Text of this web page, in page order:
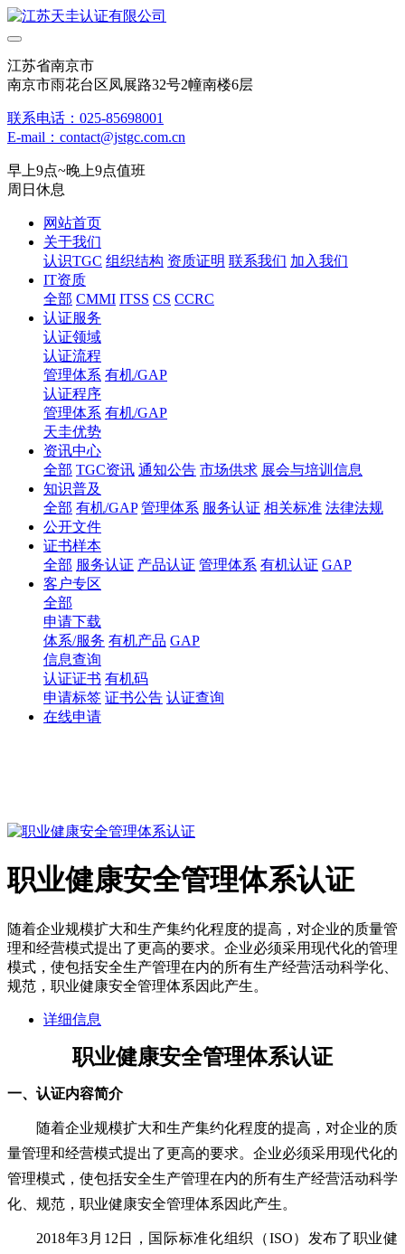
江苏省南京市
南京市雨花台区凤展路32号2幢南楼6层
联系电话：025-85698001
E-mail：contact@jstgc.com.cn
早上9点~晚上9点值班
周日休息
网站首页
关于我们
认识TGC 组织结构 资质证明 联系我们 加入我们
IT资质
全部 CMMI ITSS CS CCRC
认证服务
认证领域
认证流程
管理体系 有机/GAP
认证程序
管理体系 有机/GAP
天圭优势
资讯中心
全部 TGC资讯 通知公告 市场供求 展会与培训信息
知识普及
全部 有机/GAP 管理体系 服务认证 相关标准 法律法规
公开文件
证书样本
全部 服务认证 产品认证 管理体系 有机认证 GAP
客户专区
全部
申请下载
体系/服务 有机产品 GAP
信息查询
认证证书 有机码
申请标签 证书公告 认证查询
在线申请
职业健康安全管理体系认证
随着企业规模扩大和生产集约化程度的提高，对企业的质量管
理和经营模式提出了更高的要求。企业必须采用现代化的管理
模式，使包括安全生产管理在内的所有生产经营活动科学化、
规范，职业健康安全管理体系因此产生。
详细信息
职业健康安全管理体系认证
一、 认证内容简介
随着企业规模扩大和生产集约化程度的提高，对企业的质
量管理和经营模式提出了更高的要求。企业必须采用现代化的
管理模式，使包括安全生产管理在内的所有生产经营活动科学
化、规范 ， 职业健康安全管理体系因此产生。
2018年3月12日，国际标准化组织（ISO）发布了职业健